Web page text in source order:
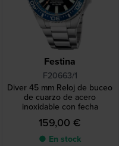
Festina
F20663/1
Diver 45 mm Reloj de buceo
de cuarzo de acero
inoxidable con fecha
159,00 €
● En stock